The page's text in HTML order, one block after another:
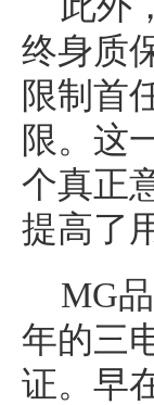
终身质
限制首
限。这
个真正
提高了
MG
年的三
证。早